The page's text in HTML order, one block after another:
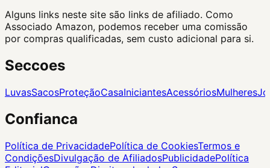
Alguns links neste site são links de afiliado. Como
Associado Amazon, podemos receber uma comissão
por compras qualificadas, sem custo adicional para si.
Seccoes
LuvasSacosProteçãoCasaIniciantesAcessóriosMulheres
Confianca
Política de PrivacidadePolítica de CookiesTermos e
CondiçõesDivulgação de AfiliadosPublicidadePolítica